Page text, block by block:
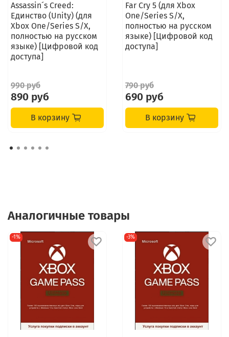
Assassin´s Creed:
Единство (Unity) (для
Xbox One/Series S/X,
полностью на русском
языке) [Цифровой код
доступа]
990 руб
890 руб
В корзину
Far Cry 5 (для Xbox
One/Series S/X,
полностью на русском
языке) [Цифровой код
доступа]
790 руб
690 руб
В корзину
Аналогичные товары
-1% -3%